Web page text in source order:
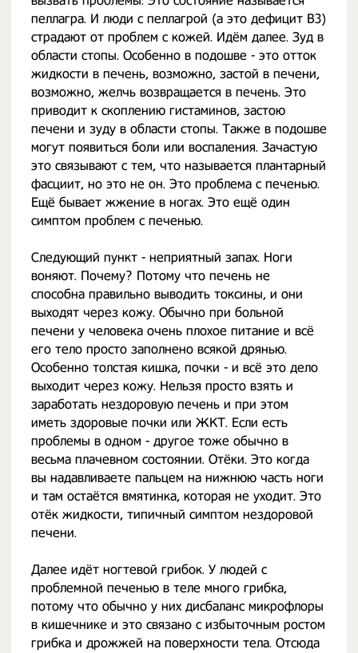
пеллагра. И люди с пеллагрой (а это дефицит B3)
страдают от проблем с кожей. Идём далее. Зуд в
области стопы. Особенно в подошве - это отток
жидкости в печень, возможно, застой в печени,
возможно, желчь возвращается в печень. Это
приводит к скоплению гистаминов, застою
печени и зуду в области стопы. Также в подошве
могут появиться боли или воспаления. Зачастую
это связывают с тем, что называется плантарный
фасциит, но это не он. Это проблема с печенью.
Ещё бывает жжение в ногах. Это ещё один
симптом проблем с печенью.
Следующий пункт - неприятный запах. Ноги
воняют. Почему? Потому что печень не
способна правильно выводить токсины, и они
выходят через кожу. Обычно при больной
печени у человека очень плохое питание и всё
его тело просто заполнено всякой дрянью.
Особенно толстая кишка, почки - и всё это дело
выходит через кожу. Нельзя просто взять и
заработать нездоровую печень и при этом
иметь здоровые почки или ЖКТ. Если есть
проблемы в одном - другое тоже обычно в
весьма плачевном состоянии. Отёки. Это когда
вы надавливаете пальцем на нижнюю часть ноги
и там остаётся вмятинка, которая не уходит. Это
отёк жидкости, типичный симптом нездоровой
печени.
Далее идёт ногтевой грибок. У людей с
проблемной печенью в теле много грибка,
потому что обычно у них дисбаланс микрофлоры
в кишечнике и это связано с избыточным ростом
грибка и дрожжей на поверхности тела. Отсюда